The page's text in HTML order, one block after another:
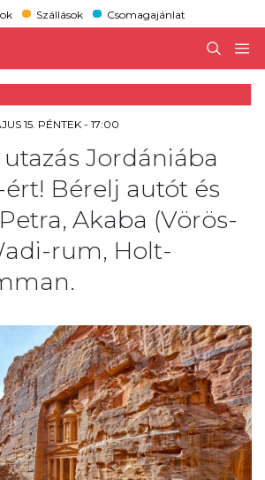
Szállások Csomagajánlat
15. PÉNTEK - 17:00
Jordániába
Bérelj autót és
Akaba (Vörös-
rum, Holt-